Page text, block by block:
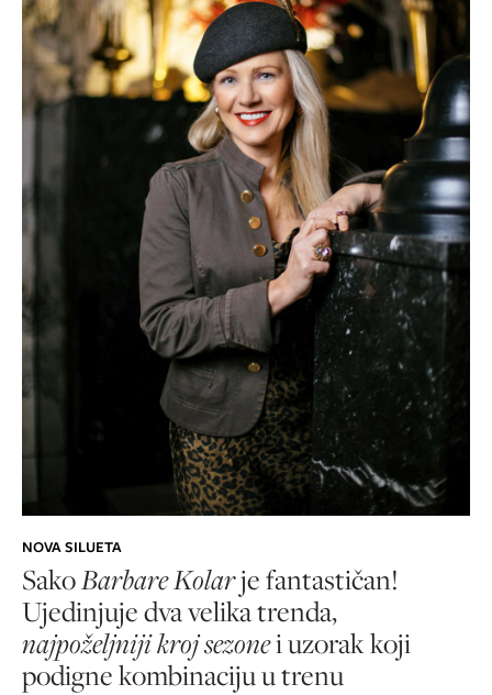
NOVA SILUETA
SakoBarbare Kolarje fantastičan!
Ujedinjuje dva velika trenda,
najpoželjniji kroj sezonei uzorak koji
podigne kombinaciju u trenu